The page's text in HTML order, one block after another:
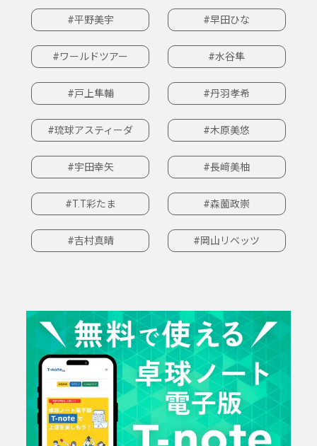
#平野美宇 #早田ひな
#ワールドツアー #水谷隼
#戸上隼輔 #丹羽孝希
#琉球アスティーダ #木原美悠
#宇田幸矢 #長﨑美柚
#T.T彩たま #森薗政崇
#吉村真晴 #岡山リベッツ